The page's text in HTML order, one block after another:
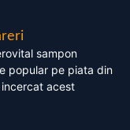
sampon
popular pe piata din
incercat acest